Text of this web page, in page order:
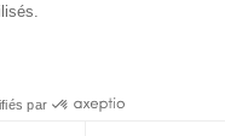
par